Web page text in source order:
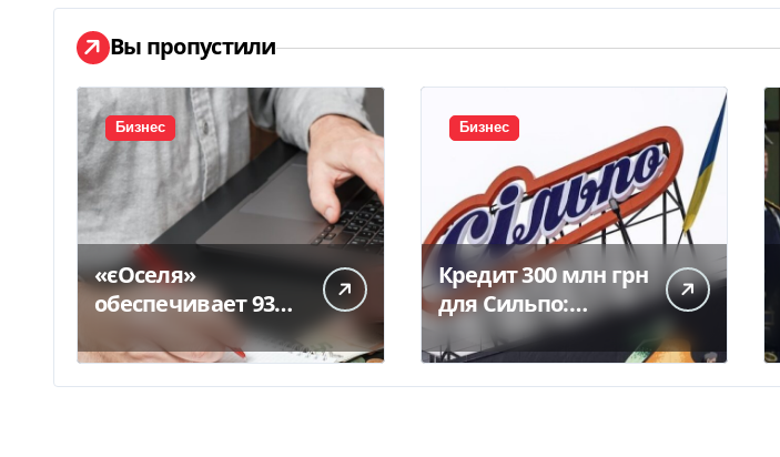
Вы пропустили
Бизнес
«єОселя»
обеспечивает 93%
ипотеки в Украине
– банкиры
Бизнес
Кредит 300 млн грн
для Сильпо:
детали
соглашения с
Ощадбанком